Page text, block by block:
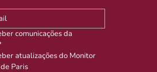
comunicações da
atualizações do Monitor
Paris